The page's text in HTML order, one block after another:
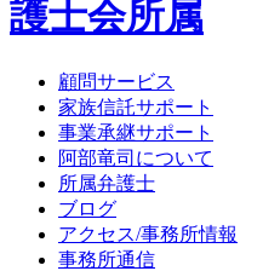
顧問サービス
家族信託サポート
事業承継サポート
阿部竜司について
所属弁護士
ブログ
アクセス/事務所情報
事務所通信